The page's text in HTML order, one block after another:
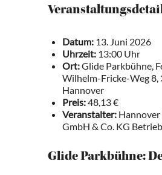
Datum: 13. Juni 2026
Uhrzeit: 13:00 Uhr
Ort:Glide Parkbühne,
Wilhelm-Fricke-Weg 8,
Hannover
Preis:48,13 €
Veranstalter:
GmbH & Co. KG
Glide Parkbühne: